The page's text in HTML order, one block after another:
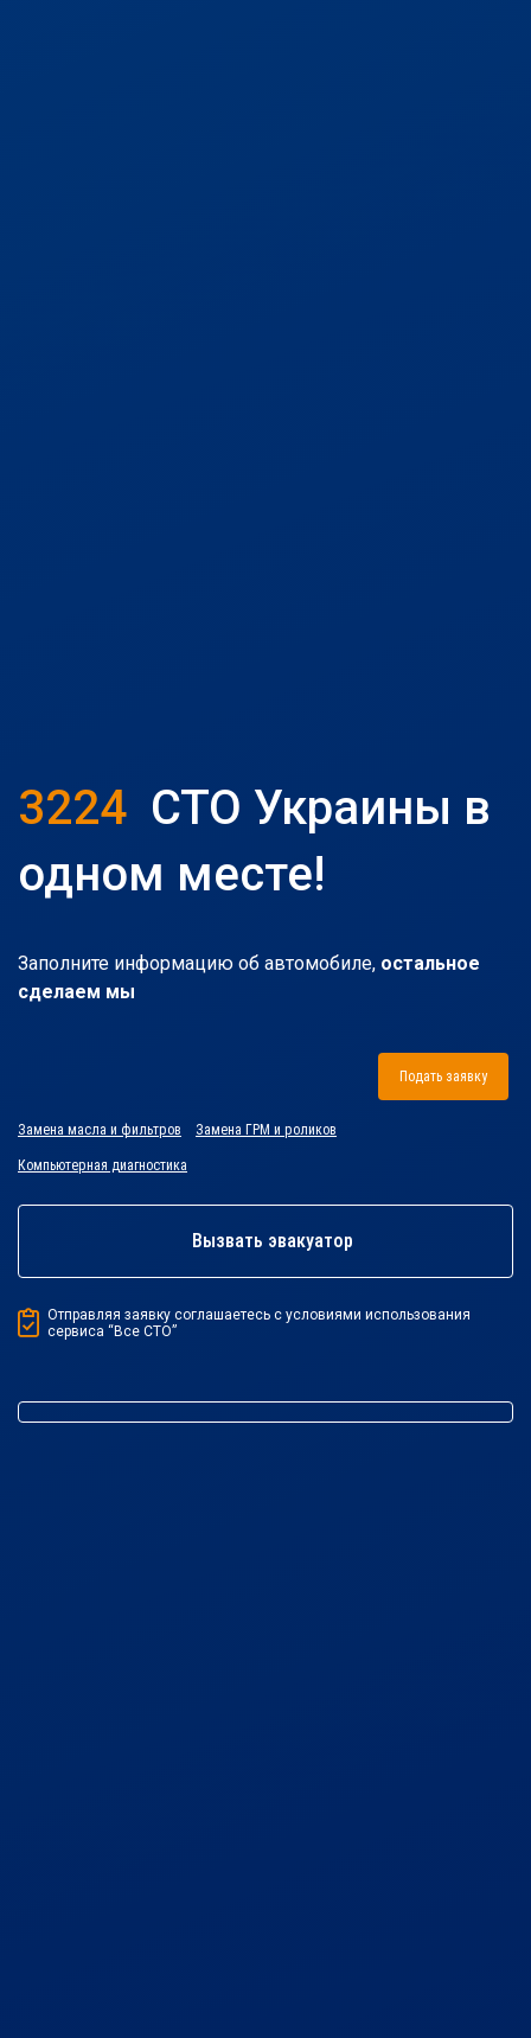
3224 СТО Украины в
одном месте!
Заполните информацию об автомобиле, остальное
сделаем мы
Подать заявку
Замена масла и фильтров Замена ГРМ и роликов
Компьютерная диагностика
Вызвать эвакуатор
Отправляя заявку соглашаетесь с условиями использования
сервиса “Все СТО”